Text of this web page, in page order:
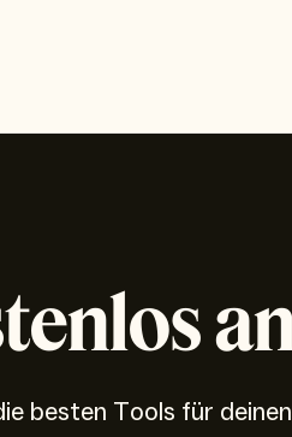
besten Tools für